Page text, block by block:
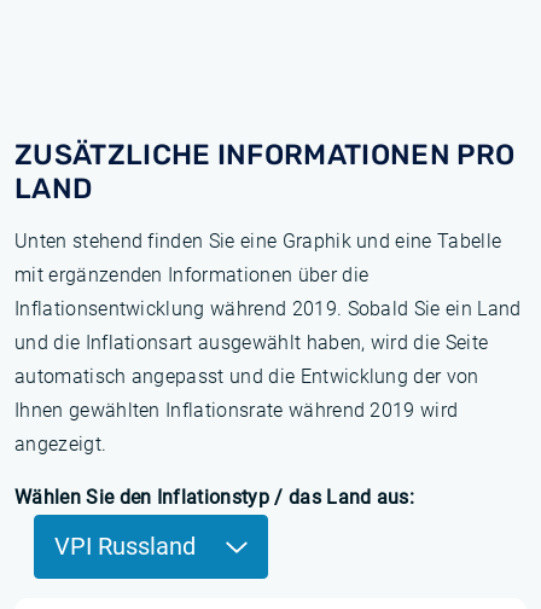
ZUSÄTZLICHE INFORMATIONEN PRO
LAND
Unten stehend finden Sie eine Graphik und eine Tabelle
mit ergänzenden Informationen über die
Inflationsentwicklung während 2019. Sobald Sie ein Land
und die Inflationsart ausgewählt haben, wird die Seite
automatisch angepasst und die Entwicklung der von
Ihnen gewählten Inflationsrate während 2019 wird
angezeigt.
Wählen Sie den Inflationstyp / das Land aus:
VPI Russland